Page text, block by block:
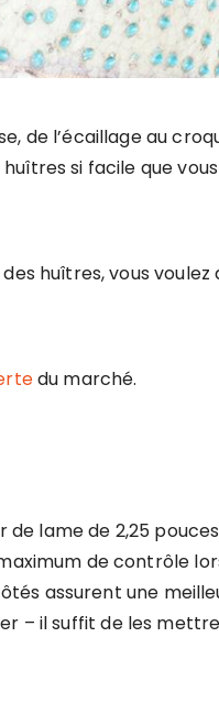
de l’écaillage au
si facile que
huîtres, vous voulez
du marché.
de lame de 2,25
de contrôle
assurent une
– il suffit de les